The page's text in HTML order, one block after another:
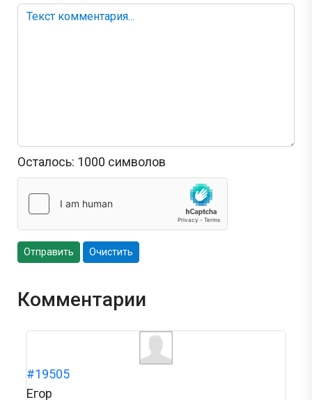
Осталось: 1000 символов
Отправить Очистить
Комментарии
#19505
Егор